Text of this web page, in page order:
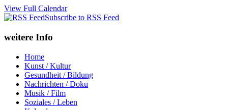
View Full Calendar
Subscribe to RSS Feed
weitere Info
Home
Kunst / Kultur
Gesundheit / Bildung
Nachrichten / Doku
Musik / Film
Soziales / Leben